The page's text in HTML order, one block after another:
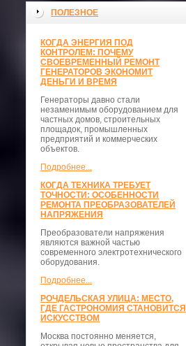
ПОЛЕЗНОЕ
КОГДА ЭНЕРГИЯ ПОД
КОНТРОЛЕМ: ПОЧЕМУ
СВОЕВРЕМЕННЫЙ РЕМОНТ
ГЕНЕРАТОРОВ ЭКОНОМИТ
ДЕНЬГИ И ВРЕМЯ
Генераторы давно стали
незаменимым оборудованием для
частных домов, строительных
площадок, промышленных
предприятий и коммерческих
объектов.
Подробнее...
КОГДА ТЕХНИКА ТРЕБУЕТ
ТОЧНОСТИ: ОСОБЕННОСТИ
РЕМОНТА ПРЕОБРАЗОВАТЕЛЕЙ
НАПРЯЖЕНИЯ
Преобразователи напряжения
являются важной частью
современного электротехнического
оборудования.
Подробнее...
РОЧДЕЛЬСКАЯ УЛИЦА: МЕСТО,
ГДЕ ГАСТРОНОМИЯ СТАНОВИТСЯ
ИСКУССТВОМ
Москва постоянно меняется,